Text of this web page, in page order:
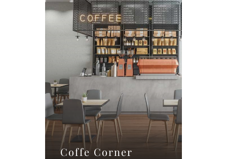
Coffe Corner